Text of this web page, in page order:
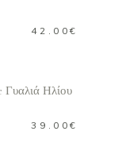
42.00€
39.00€